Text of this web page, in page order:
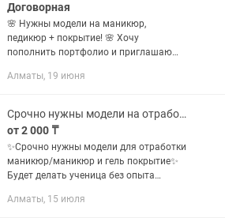
Договорная
🌸 Нужны модели на маникюр,
педикюр + покрытие! 🌸 Хочу
пополнить портфолио и приглашаю
Что делаю: • чистый комбинированный
Алматы, 19 июня
Срочно нужны модели на отработку маникюр/маникюр с покрытием геля
от 2 000 ₸
✨️Срочно нужны модели для отработки
маникюр/маникюр и гель покрытие✨️
Будет делать ученица без опыта
контролем преподавателя🙌🏼 ⏰️ 3
Алматы, 15 июля